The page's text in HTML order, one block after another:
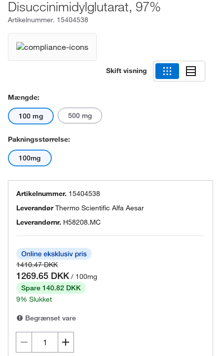
Disuccinimidylglutarat, 97%
Artikelnummer. 15404538
Skift visning
Mængde:
100 mg 500 mg
Pakningsstørrelse:
100mg
Artikelnummer. 15404538
LeverandørThermo Scientific Alfa Aesar
Leverandørnr. H58208.MC
1410.47 DKK
1269.65 DKK / 100mg
Spare 140.82 DKK
9% Slukket
Begrænset vare